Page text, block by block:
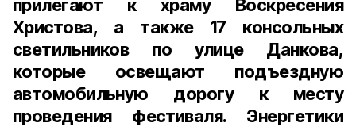
прилегают к храму Воскресения
Христова, а также 17 консольных
светильниковпо улице Данкова,
которые освещают подъездную
автомобильную дорогу к месту
проведения фестиваля. Энергетики